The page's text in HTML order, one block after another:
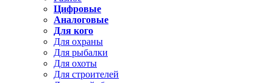
Цифровые
Аналоговые
Для кого
Для охраны
Для рыбалки
Для охоты
Для строителей